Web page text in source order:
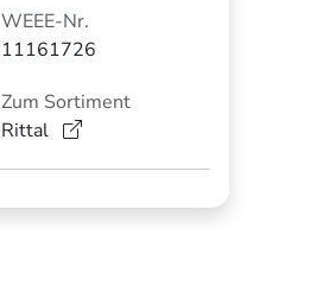
WEEE-Nr.
11161726
Zum Sortiment
Rittal